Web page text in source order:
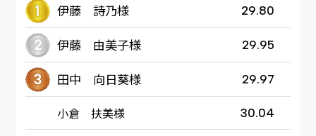
伊藤 詩乃様 29.80
伊藤 由美子様 29.95
田中 向日葵様 29.97
小倉 扶美様 30.04